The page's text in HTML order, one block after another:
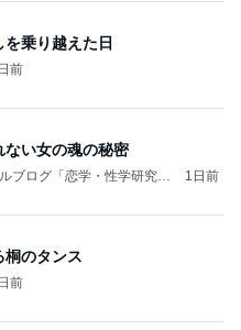
乗り越えた日
前
ない女の魂の秘密
ブログ「恋学・性学研究
1日前
桐のタンス
前